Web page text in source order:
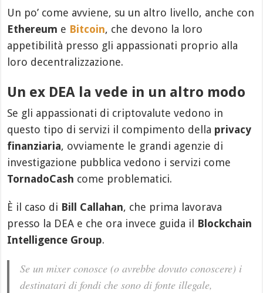
Un po’ come avviene, su un altro livello, anche con
Ethereum e Bitcoin, che devono la loro
appetibilità presso gli appassionati proprio alla
loro decentralizzazione.
Un ex DEA la vede in un altro modo
Se gli appassionati di criptovalute vedono in
questo tipo di servizi il compimento della privacy
finanziaria, ovviamente le grandi agenzie di
investigazione pubblica vedono i servizi come
TornadoCash come problematici.
È il caso di Bill Callahan, che prima lavorava
presso la DEA e che ora invece guida il Blockchain
Intelligence Group.
Se un mixer conosce (o avrebbe dovuto conoscere) i
destinatari di fondi che sono di fonte illegale,